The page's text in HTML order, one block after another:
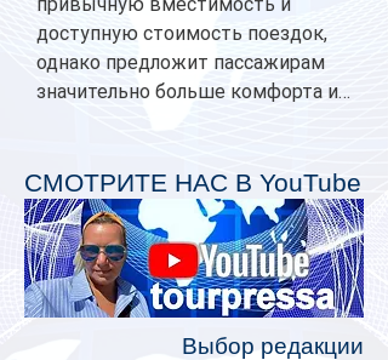
доступную стоимость поездок,
однако предложит пассажирам
значительно больше комфорта и
планируется начать в 2027 году.
Одним из главных нововведений
станут индивидуальные шторки у
каждого спального места. Они
позволят пассажирам закрыть свою
полку во время сна или отдыха,
СМОТРИТЕ НАС В YouTube
Выбор редакции